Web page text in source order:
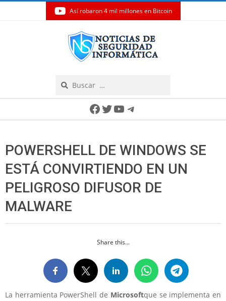
Así robaron 4 mil millones en Bitcoin
Facebook
Twitter
YouTube
Telegram
POWERSHELL DE WINDOWS SE
ESTÁ CONVIRTIENDO EN UN
PELIGROSO DIFUSOR DE
MALWARE
Share this...
La herramienta PowerShell de Microsoftque se implementa en